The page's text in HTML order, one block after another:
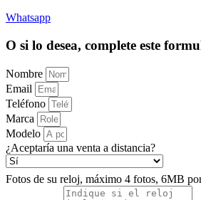
Whatsapp
O si lo desea, complete este
Nombre
Email
Teléfono
Marca
Modelo
¿Aceptaría una venta a distancia?
Fotos de su reloj, máximo 4 fotos, 6MB